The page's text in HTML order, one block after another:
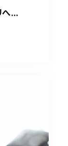
へ...